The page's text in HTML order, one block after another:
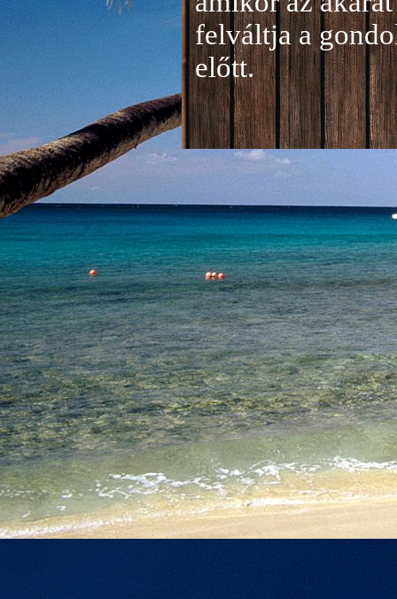
felváltja a
előtt.
Jelentkezés a
A
folyamatosan
benyújtása a je
történik mind
személyesen.
személyesen a
címen tudjátok
Kérelmeteket